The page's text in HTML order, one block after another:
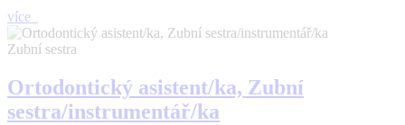
více
Zubní sestra
Ortodontický asistent/ka, Zubní
sestra/instrumentář/ka